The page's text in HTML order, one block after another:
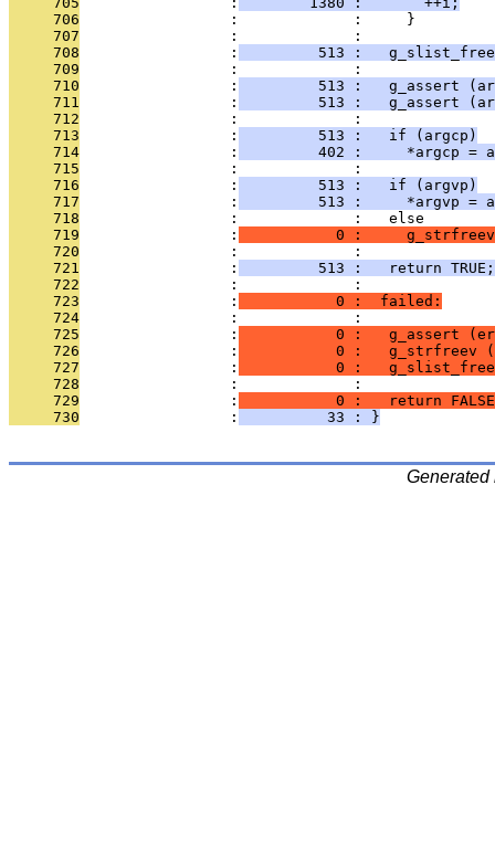
     706
                 :             :     }
     707
                 :             :
     708
                 :
513 :
     709
                 :             :
     710
                 :
513 :   g_assert
     711
                 :
513 :   g_assert
     712
                 :             :
     713
                 :
         513 :   if (argcp)
     714
                 :
402 :     *argcp =
     715
                 :             :
     716
                 :
         513 :   if (argvp)
     717
                 :
513 :     *argvp =
     718
                 :             :   else
     719
                 :
0 :
     720
                 :             :
     721
                 :
         513 :   return TRUE;
     722
                 :             :
     723
                 :
           0 :  failed:
     724
                 :             :
     725
                 :
0 :   g_assert
     726
                 :
0 :   g_strfreev
     727
                 :
0 :
     728
                 :             :
     729
                 :
0 :   return
     730
                 :
          33 : }